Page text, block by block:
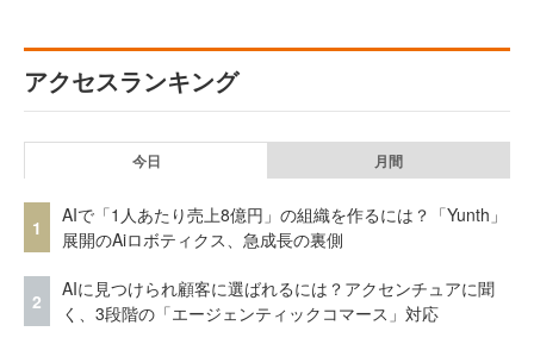
アクセスランキング
今日 月間
1
AIで「1人あたり売上8億円」の組織を作るには？「Yunth」
展開のAiロボティクス、急成長の裏側
2
AIに見つけられ顧客に選ばれるには？アクセンチュアに聞
く、3段階の「エージェンティックコマース」対応